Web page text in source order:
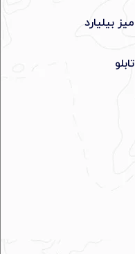
میز بیلیارد
تابلو